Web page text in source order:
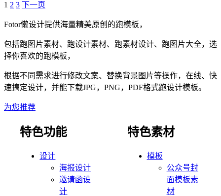
1 2 3 下一页
Fotor懒设计提供海量精美原创的跑模板，
包括跑 图片素材、 跑设计素材、 跑素材设计、 跑 图片大全，选
择你喜欢的跑模板，
根据不同需求进行修改文案、替换背景图片等操作，在线、快
速搞定设计，并能下载JPG，PNG，PDF格式跑设计模板。
为您推荐
特色功能
设计
海报设计
邀请函设
计
特色素材
模板
公众号封
面模板素
材